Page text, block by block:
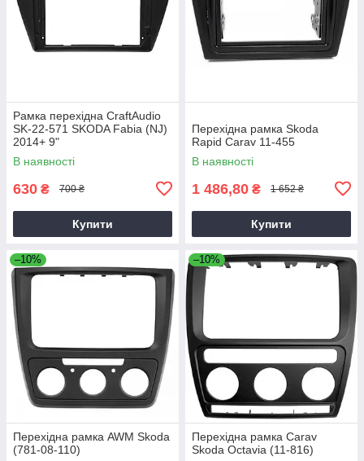
Рамка перехідна CraftAudio
SK-22-571 SKODA Fabia (NJ)
2014+ 9"
В наявності
630 ₴ 700 ₴
Купити
Перехідна рамка Skoda
Rapid Carav 11-455
В наявності
1 486,80 ₴ 1 652 ₴
Купити
–10%
Перехідна рамка AWM Skoda
(781-08-110)
–10%
Перехідна рамка Carav
Skoda Octavia (11-816)